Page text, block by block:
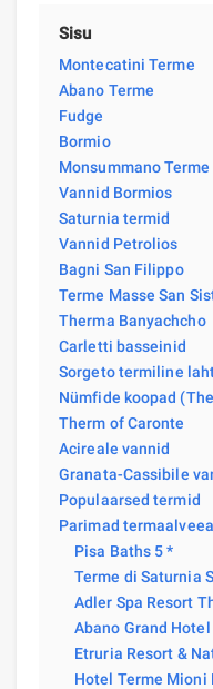
Sisu
Montecatini Terme
Abano Terme
Fudge
Bormio
Monsummano Terme
Vannid Bormios
Saturnia termid
Vannid Petrolios
Bagni San Filippo
Terme Masse San
Therma Banyachcho
Carletti basseinid
Sorgeto termiline
Nümfide koopad
Therm of Caronte
Acireale vannid
Granata-Cassibile
Populaarsed termid
Parimad
Pisa Baths 5 *
Terme di Saturnia
Adler Spa Resort
Abano Grand
Etruria Resort &
Hotel Terme Mioni